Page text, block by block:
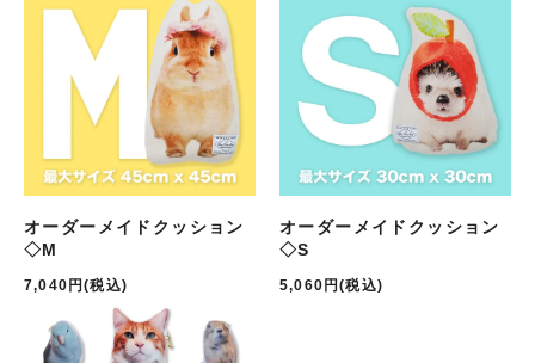
オーダーメイドクッション
◇M
7,040円(税込)
オーダーメイドクッション
◇S
5,060円(税込)